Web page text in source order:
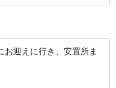
お迎えに行き、安置所ま